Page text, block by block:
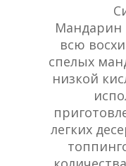
Мандарин
всю
спелых
низкой
легких